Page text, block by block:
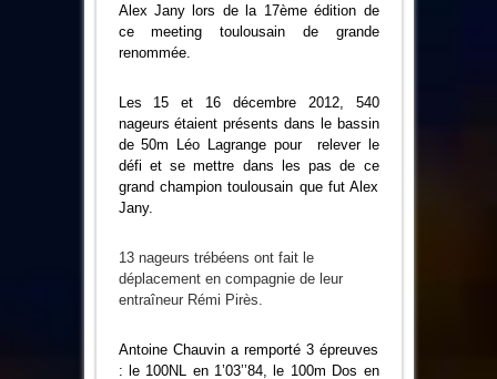
Alex Jany lors de la 17ème édition de
ce meeting toulousain de grande
renommée.
Les 15 et 16 décembre 2012, 540
nageurs étaient présents dans le bassin
de 50m Léo Lagrange pour relever le
défi et se mettre dans les pas de ce
grand champion toulousain que fut Alex
Jany.
13 nageurs trébéens ont fait le
déplacement en compagnie de leur
entraîneur Rémi Pirès.
Antoine Chauvin a remporté 3 épreuves
: le 100NL en 1’03’’84, le 100m Dos en